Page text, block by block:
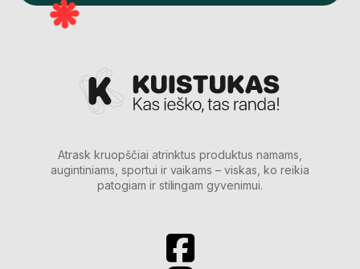
Atrask kruopščiai atrinktus produktus namams,
augintiniams, sportui ir vaikams – viskas, ko reikia
patogiam ir stilingam gyvenimui.